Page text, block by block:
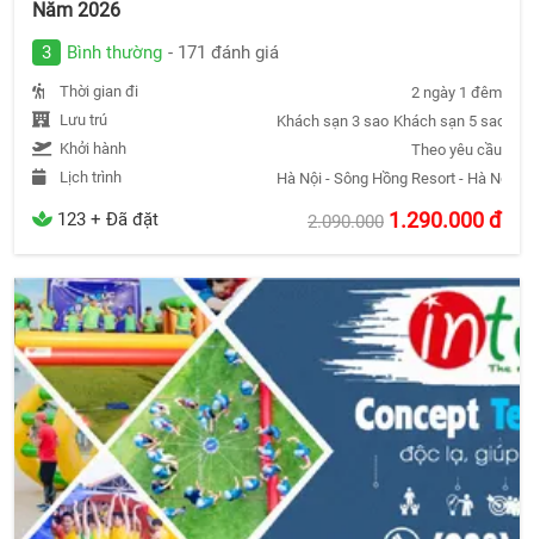
Năm 2026
3 Bình thường - 171 đánh giá
Thời gian đi
2 ngày 1 đêm
Lưu trú
Khách sạn 3 sao Khách sạn 5 sao
Khởi hành
Theo yêu cầu
Lịch trình
Hà Nội - Sông Hồng Resort - Hà Nội
123 + Đã đặt 2.090.000 1.290.000đ